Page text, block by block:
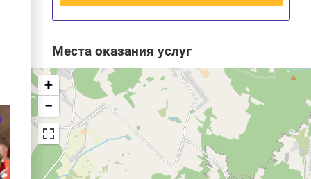
Места оказания услуг
+
−